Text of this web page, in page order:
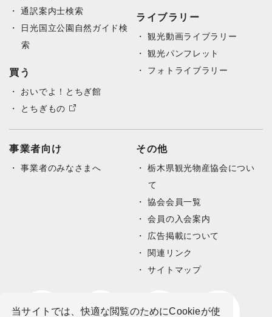
当サイトでは、快適な閲覧のためにCookieが使
通訳案内士検索
日光国立公園自然ガイド検
索
買う
おいでよ！とちぎ館
とちぎもの
ライブラリー
観光動画ライブラリー
観光パンフレット
フォトライブラリー
事業者向け
事業者のみなさまへ
その他
栃木県観光物産協会につい
て
協会会員一覧
会員の入会案内
広告掲載について
関連リンク
サイトマップ